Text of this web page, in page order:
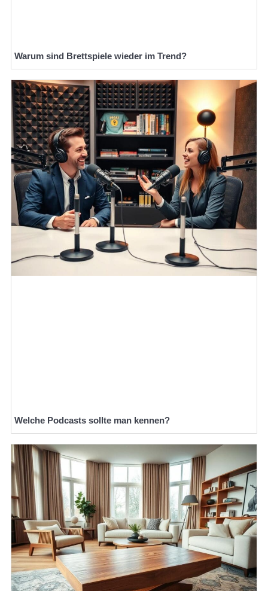
Warum sind Brettspiele wieder im Trend?
Welche Podcasts sollte man kennen?